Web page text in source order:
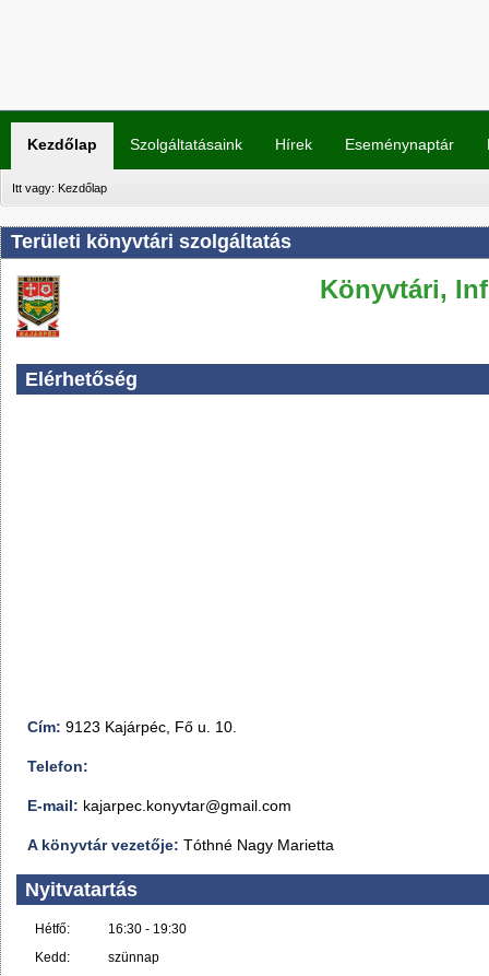
Kezdőlap Szolgáltatásaink Hírek Eseménynaptár
Itt vagy: Kezdőlap
Területi könyvtári szolgáltatás
Könyvtári,
Elérhetőség
Cím: 9123 Kajárpéc, Fő u. 10.
Telefon:
E-mail: kajarpec.konyvtar@gmail.com
A könyvtár vezetője: Tóthné Nagy Marietta
Nyitvatartás
Hétfő:
16:30 - 19:30
Kedd:
szünnap